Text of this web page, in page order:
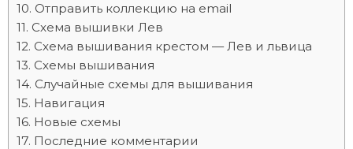
Отправить коллекцию на email
Схема вышивки Лев
Схема вышивания крестом — Лев и львица
Схемы вышивания
Случайные схемы для вышивания
Навигация
Новые схемы
Последние комментарии